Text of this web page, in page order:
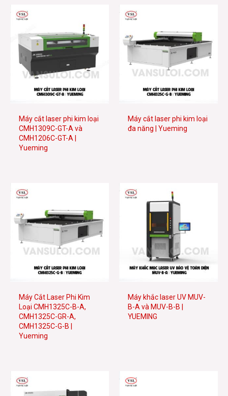
Máy cắt laser phi kim loại
CMH1309C-GT-A và
CMH1206C-GT-A |
Yueming
Máy cắt laser phi kim loại
đa năng | Yueming
Máy Cắt Laser Phi Kim
Loại CMH1325C-B-A,
CMH1325C-GR-A,
CMH1325C-G-B |
Yueming
Máy khắc laser UV MUV-
B-A và MUV-B-B |
YUEMING